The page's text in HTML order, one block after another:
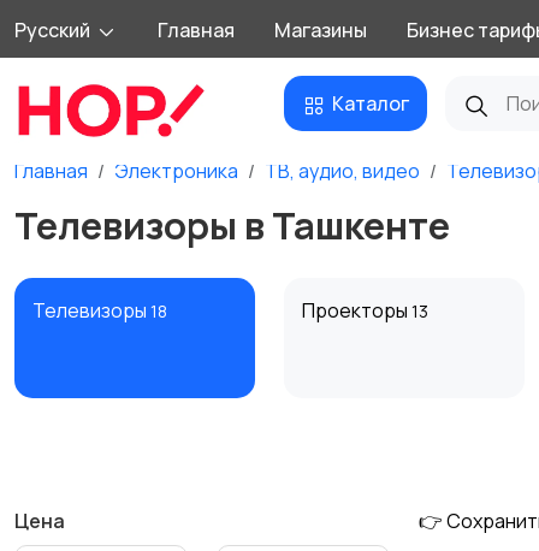
Русский Главная Магазины Бизнес
Каталог
Главная Электроника ТВ, аудио, видео
Телевизоры в Ташкенте
Телевизоры 18 Проекторы 13
Цена 👉